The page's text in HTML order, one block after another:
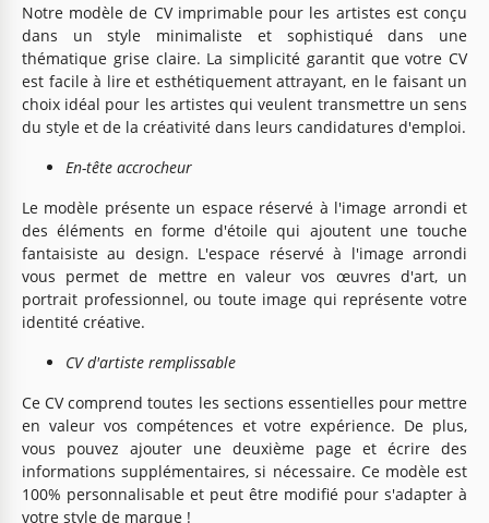
Notre modèle de CV imprimable pour les artistes est conçu
dans un style minimaliste et sophistiqué dans une
thématique grise claire. La simplicité garantit que votre CV
est facile à lire et esthétiquement attrayant, en le faisant un
choix idéal pour les artistes qui veulent transmettre un sens
du style et de la créativité dans leurs candidatures d'emploi.
En-tête accrocheur
Le modèle présente un espace réservé à l'image arrondi et
des éléments en forme d'étoile qui ajoutent une touche
fantaisiste au design. L'espace réservé à l'image arrondi
vous permet de mettre en valeur vos œuvres d'art, un
portrait professionnel, ou toute image qui représente votre
identité créative.
CV d'artiste remplissable
Ce CV comprend toutes les sections essentielles pour mettre
en valeur vos compétences et votre expérience. De plus,
vous pouvez ajouter une deuxième page et écrire des
informations supplémentaires, si nécessaire. Ce modèle est
100% personnalisable et peut être modifié pour s'adapter à
votre style de marque !